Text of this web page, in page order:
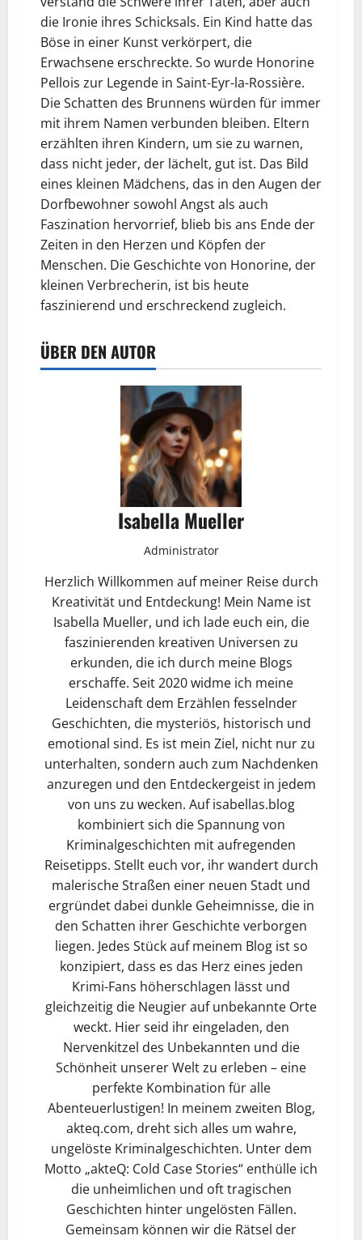
die Ironie ihres Schicksals. Ein Kind hatte das
Böse in einer Kunst verkörpert, die
Erwachsene erschreckte. So wurde Honorine
Pellois zur Legende in Saint-Eyr-la-Rossière.
Die Schatten des Brunnens würden für immer
mit ihrem Namen verbunden bleiben. Eltern
erzählten ihren Kindern, um sie zu warnen,
dass nicht jeder, der lächelt, gut ist. Das Bild
eines kleinen Mädchens, das in den Augen der
Dorfbewohner sowohl Angst als auch
Faszination hervorrief, blieb bis ans Ende der
Zeiten in den Herzen und Köpfen der
Menschen. Die Geschichte von Honorine, der
kleinen Verbrecherin, ist bis heute
faszinierend und erschreckend zugleich.
ÜBER DEN AUTOR
Isabella Mueller
Administrator
Herzlich Willkommen auf meiner Reise durch
Kreativität und Entdeckung! Mein Name ist
Isabella Mueller, und ich lade euch ein, die
faszinierenden kreativen Universen zu
erkunden, die ich durch meine Blogs
erschaffe. Seit 2020 widme ich meine
Leidenschaft dem Erzählen fesselnder
Geschichten, die mysteriös, historisch und
emotional sind. Es ist mein Ziel, nicht nur zu
unterhalten, sondern auch zum Nachdenken
anzuregen und den Entdeckergeist in jedem
von uns zu wecken. Auf isabellas.blog
kombiniert sich die Spannung von
Kriminalgeschichten mit aufregenden
Reisetipps. Stellt euch vor, ihr wandert durch
malerische Straßen einer neuen Stadt und
ergründet dabei dunkle Geheimnisse, die in
den Schatten ihrer Geschichte verborgen
liegen. Jedes Stück auf meinem Blog ist so
konzipiert, dass es das Herz eines jeden
Krimi-Fans höherschlagen lässt und
gleichzeitig die Neugier auf unbekannte Orte
weckt. Hier seid ihr eingeladen, den
Nervenkitzel des Unbekannten und die
Schönheit unserer Welt zu erleben – eine
perfekte Kombination für alle
Abenteuerlustigen! In meinem zweiten Blog,
akteq.com, dreht sich alles um wahre,
ungelöste Kriminalgeschichten. Unter dem
Motto „akteQ: Cold Case Stories“ enthülle ich
die unheimlichen und oft tragischen
Geschichten hinter ungelösten Fällen.
Gemeinsam können wir die Rätsel der